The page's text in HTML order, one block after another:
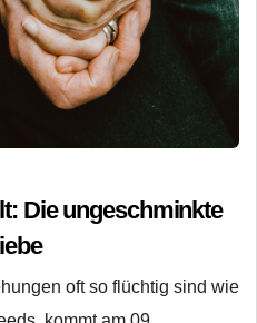
Die ungeschminkte
oft so flüchtig sind wie